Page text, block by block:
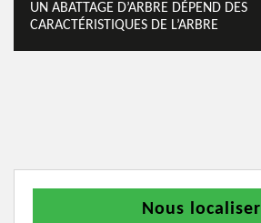
UN ABATTAGE D’ARBRE DÉPEND DES
CARACTÉRISTIQUES DE L’ARBRE
Nous localiser